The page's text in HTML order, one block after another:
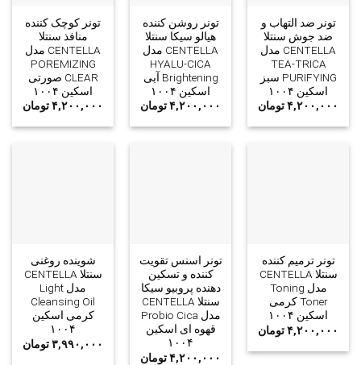
تونر ضد التهاب و
ضد جوش سنتلا
CENTELLA مدل
TEA-TRICA
PURIFYING سبز
اسکین ۱۰۰۴
۴,۲۰۰,۰۰۰تومان
تونر روشن کننده
هیالو سیکا سنتلا
CENTELLA مدل
HYALU-CICA
Brightening آبی
اسکین ۱۰۰۴
۴,۲۰۰,۰۰۰تومان
تونر کوچک کننده
منافذ سنتلا
CENTELLA مدل
POREMIZING
CLEAR صورتی
اسکین ۱۰۰۴
۴,۲۰۰,۰۰۰تومان
تونر ترمیم کننده
سنتلا CENTELLA
مدل Toning
Toner کرمی
اسکین ۱۰۰۴
۴,۲۰۰,۰۰۰تومان
تونر اسنس تقویت
کننده و تسکین
دهنده پروبیو سیکا
سنتلا CENTELLA
مدل Probio Cica
قهوه ای اسکین
۱۰۰۴
۴,۲۰۰,۰۰۰تومان
شوینده روغنی
سنتلا CENTELLA
مدل Light
Cleansing Oil
کرمی اسکین
۱۰۰۴
۳,۹۹۰,۰۰۰تومان